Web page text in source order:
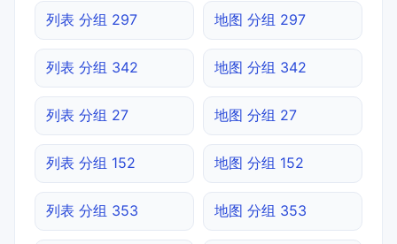
列表 分组 297 地图 分组 297
列表 分组 342 地图 分组 342
列表 分组 27 地图 分组 27
列表 分组 152 地图 分组 152
列表 分组 353 地图 分组 353